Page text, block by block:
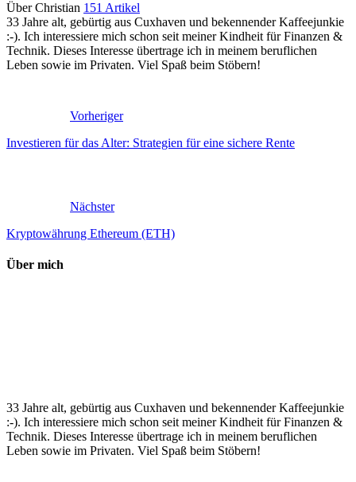
Über Christian 151 Artikel
33 Jahre alt, gebürtig aus Cuxhaven und bekennender Kaffeejunkie
:-). Ich interessiere mich schon seit meiner Kindheit für Finanzen &
Technik. Dieses Interesse übertrage ich in meinem beruflichen
Leben sowie im Privaten. Viel Spaß beim Stöbern!
Vorheriger
Investieren für das Alter: Strategien für eine sichere Rente
Nächster
Kryptowährung Ethereum (ETH)
Über mich
33 Jahre alt, gebürtig aus Cuxhaven und bekennender Kaffeejunkie
:-). Ich interessiere mich schon seit meiner Kindheit für Finanzen &
Technik. Dieses Interesse übertrage ich in meinem beruflichen
Leben sowie im Privaten. Viel Spaß beim Stöbern!